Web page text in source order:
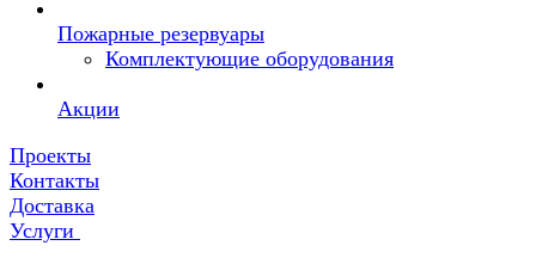
Пожарные резервуары
Комплектующие оборудования
Акции
Проекты
Контакты
Доставка
Услуги